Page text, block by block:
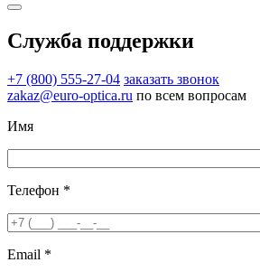
Служба поддержки
+7 (800) 555-27-04 заказать звонок
zakaz@euro-optica.ru по всем вопросам
Имя
Телефон *
Email *